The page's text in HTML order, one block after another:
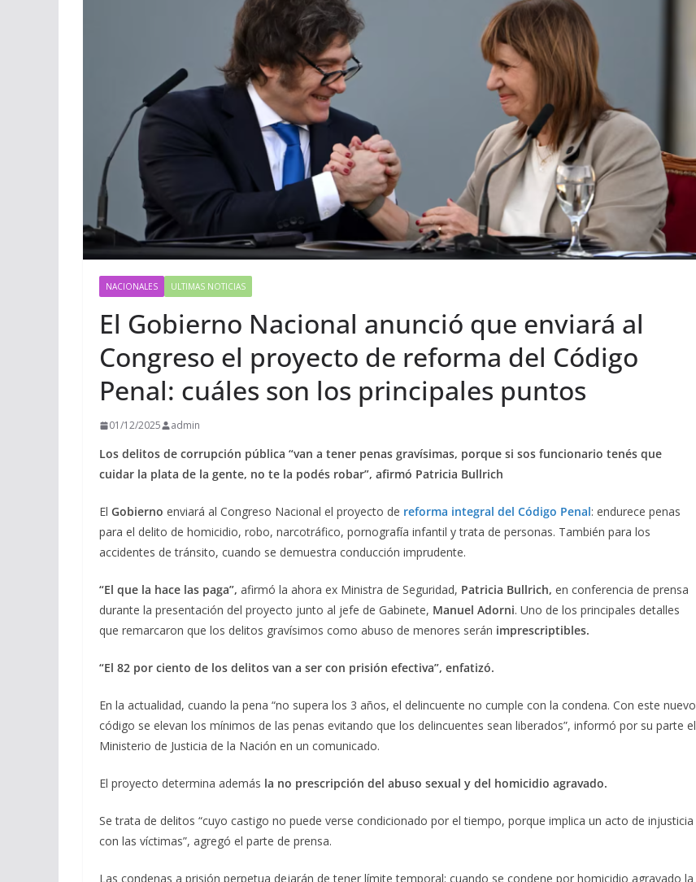
NACIONALES ULTIMAS NOTICIAS
El Gobierno Nacional anunció que enviará al
Congreso el proyecto de reforma del Código
Penal: cuáles son los principales puntos
01/12/2025 admin
Los delitos de corrupción pública “van a tener penas gravísimas, porque si sos funcionario tenés que
cuidar la plata de la gente, no te la podés robar”, afirmó Patricia Bullrich
El Gobierno enviará al Congreso Nacional el proyecto de reforma integral del Código Penal: endurece penas
para el delito de homicidio, robo, narcotráfico, pornografía infantil y trata de personas. También para los
accidentes de tránsito, cuando se demuestra conducción imprudente.
“El que la hace las paga”, afirmó la ahora ex Ministra de Seguridad, Patricia Bullrich, en conferencia de prensa
durante la presentación del proyecto junto al jefe de Gabinete, Manuel Adorni. Uno de los principales detalles
que remarcaron que los delitos gravísimos como abuso de menores serán imprescriptibles.
“El 82 por ciento de los delitos van a ser con prisión efectiva”, enfatizó.
En la actualidad, cuando la pena “no supera los 3 años, el delincuente no cumple con la condena. Con este nuevo
código se elevan los mínimos de las penas evitando que los delincuentes sean liberados”, informó por su parte el
Ministerio de Justicia de la Nación en un comunicado.
El proyecto determina además la no prescripción del abuso sexual y del homicidio agravado.
Se trata de delitos “cuyo castigo no puede verse condicionado por el tiempo, porque implica un acto de injusticia
con las víctimas”, agregó el parte de prensa.
Las condenas a prisión perpetua dejarán de tener límite temporal: cuando se condene por homicidio agravado la